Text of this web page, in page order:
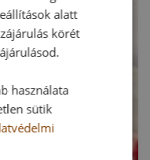
alatt
körét
használata
sütik